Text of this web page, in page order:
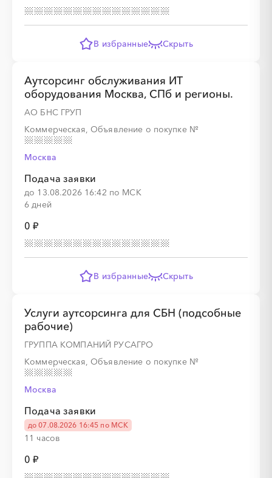
В избранные Скрыть
Аутсорсинг обслуживания ИТ
оборудования Москва, СПб и регионы.
АО БНС ГРУП
Коммерческая, Объявление о покупке №
Москва
Подача заявки
до 13.08.2026 16:42 по МСК
6 дней
0 ₽
В избранные Скрыть
Услуги аутсорсинга для СБН (подсобные
рабочие)
ГРУППА КОМПАНИЙ РУСАГРО
Коммерческая, Объявление о покупке №
Москва
Подача заявки
до 07.08.2026 16:45 по МСК
11 часов
0 ₽
░ ░ ░ ░ ░ ░
░ ░░ ░░